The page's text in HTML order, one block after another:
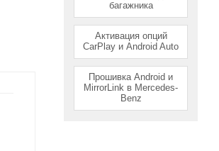
багажника
Активация опций
CarPlay и Android Auto
Прошивка Android и
MirrorLink в Mercedes-
Benz